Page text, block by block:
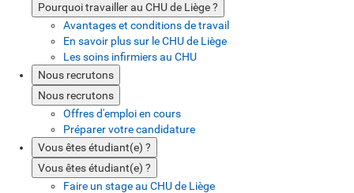
Pourquoi travailler au CHU de Liège ?
Avantages et conditions de travail
En savoir plus sur le CHU de Liège
Les soins infirmiers au CHU
Nous recrutons
Nous recrutons
Offres d'emploi en cours
Préparer votre candidature
Vous êtes étudiant(e) ?
Vous êtes étudiant(e) ?
Faire un stage au CHU de Liège